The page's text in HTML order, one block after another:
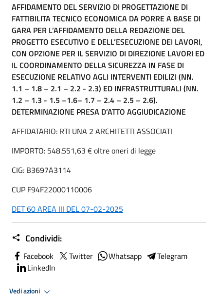
AFFIDAMENTO DEL SERVIZIO DI PROGETTAZIONE DI
FATTIBILITA TECNICO ECONOMICA DA PORRE A BASE DI
GARA PER L’AFFIDAMENTO DELLA REDAZIONE DEL
PROGETTO ESECUTIVO E DELL’ESECUZIONE DEI LAVORI,
CON OPZIONE PER IL SERVIZIO DI DIREZIONE LAVORI ED
IL COORDINAMENTO DELLA SICUREZZA IN FASE DI
ESECUZIONE RELATIVO AGLI INTERVENTI EDILIZI (NN.
1.1 – 1.8 – 2.1 – 2.2 - 2.3) ED INFRASTRUTTURALI (NN.
1.2 – 1.3 - 1.5 –1.6– 1.7 – 2.4 – 2.5 – 2.6).
DETERMINAZIONE PRESA D’ATTO AGGIUDICAZIONE
AFFIDATARIO: RTI UNA 2 ARCHITETTI ASSOCIATI
IMPORTO: 548.551,63 € oltre oneri di legge
CIG: B3697A3114
CUP F94F22000110006
DET 60 AREA III DEL 07-02-2025
Condividi:
Facebook Twitter Whatsapp
Telegram
LinkedIn
Vedi azioni